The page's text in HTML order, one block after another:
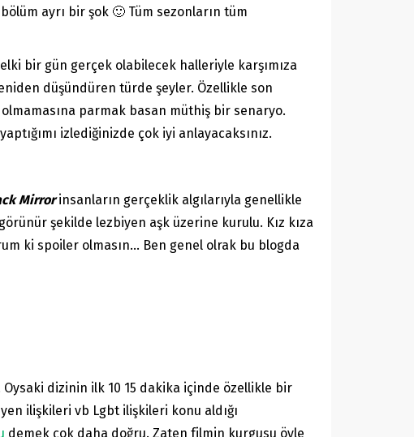
ayrı bir şok 🙂 Tüm sezonların tüm
bir gün gerçek olabilecek halleriyle karşımıza
düşündüren türde şeyler. Özellikle son
parmak basan müthiş bir senaryo.
izlediğinizde çok iyi anlayacaksınız.
Mirrorinsanların gerçeklik algılarıyla genellikle
şekilde lezbiyen aşk üzerine kurulu. Kız kıza
ki spoiler olmasın… Ben genel olrak bu blogda
dizinin ilk 10 15 dakika içinde özellikle bir
ilişkileri vb Lgbt ilişkileri konu aldığı
demek çok daha doğru. Zaten filmin kurgusu öyle